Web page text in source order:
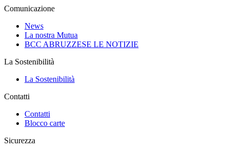
Comunicazione
News
La nostra Mutua
BCC ABRUZZESE LE NOTIZIE
La Sostenibilità
La Sostenibilità
Contatti
Contatti
Blocco carte
Sicurezza